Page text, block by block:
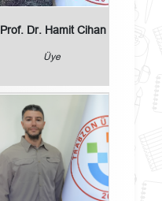
Prof. Dr. Hamit Cihan
Üye